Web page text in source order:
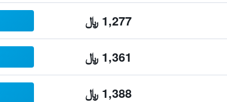
1,277 ﷼
1,361 ﷼
1,388 ﷼